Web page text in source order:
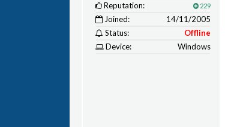
Reputation:
229
Joined:
14/11/2005
Status:
Offline
Device:
Windows